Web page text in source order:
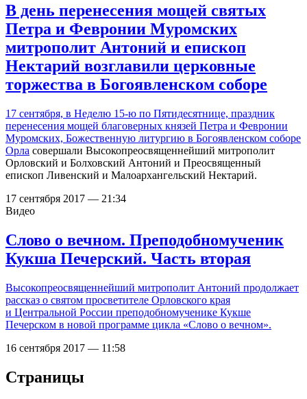
В день перенесения мощей святых
Петра и Февронии Муромских
митрополит Антоний и епископ
Нектарий возглавили церковные
торжества в Богоявленском соборе
17 сентября, в Неделю 15-ю по Пятидесятнице, праздник
перенесения мощей благоверных князей Петра и Февронии
Муромских, Божественную литургию в Богоявленском соборе
Орла совершали Высокопреосвященнейший митрополит
Орловский и Болховский Антоний и Преосвященный
епископ Ливенский и Малоархангельский Нектарий.
17 сентября 2017 — 21:34
Видео
Слово о вечном. Преподобномученик
Кукша Печерский. Часть вторая
Высокопреосвященнейший митрополит Антоний продолжает
рассказ о святом просветителе Орловского края
и Центральной России преподобномученике Кукше
Печерском в новой программе цикла «Слово о вечном».
16 сентября 2017 — 11:58
Страницы